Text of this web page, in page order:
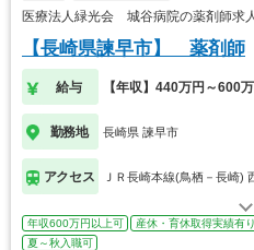
医療法人緑光会 城谷病院の薬剤師求
【長崎県諫早市】 薬剤師
給与 【年収】440万円～600
勤務地 長崎県 諫早市
アクセス ＪＲ長崎本線(鳥栖－長崎)
年収600万円以上可 産休・育休取得実績有り
夏～秋入職可